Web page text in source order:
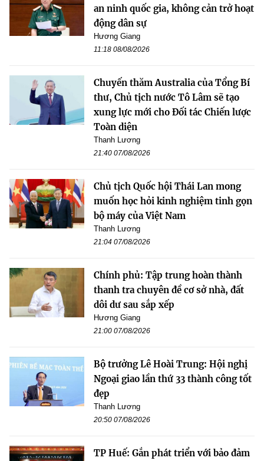
an ninh quốc gia, không cản trở hoạt
động dân sự
Hương Giang
11:18 08/08/2026
Chuyến thăm Australia của Tổng Bí
thư, Chủ tịch nước Tô Lâm sẽ tạo
xung lực mới cho Đối tác Chiến lược
Toàn diện
Thanh Lương
21:40 07/08/2026
Chủ tịch Quốc hội Thái Lan mong
muốn học hỏi kinh nghiệm tinh gọn
bộ máy của Việt Nam
Thanh Lương
21:04 07/08/2026
Chính phủ: Tập trung hoàn thành
thanh tra chuyên đề cơ sở nhà, đất
dôi dư sau sắp xếp
Hương Giang
21:00 07/08/2026
Bộ trưởng Lê Hoài Trung: Hội nghị
Ngoại giao lần thứ 33 thành công tốt
đẹp
Thanh Lương
20:50 07/08/2026
TP Huế: Gắn phát triển với bảo đảm